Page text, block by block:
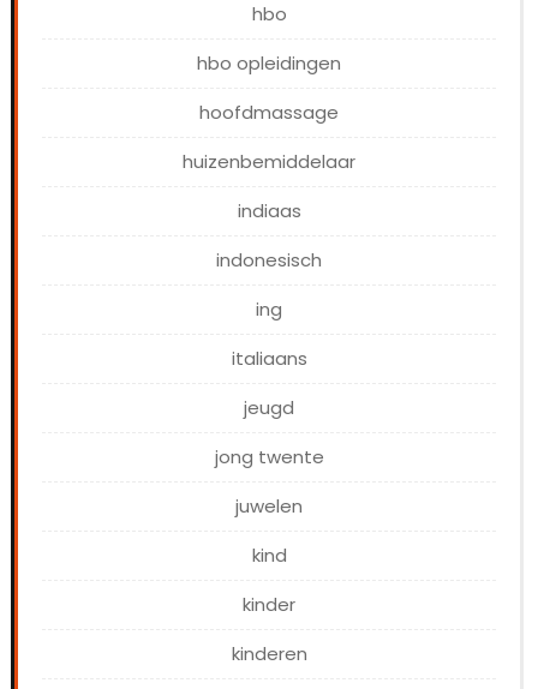
hbo
hbo opleidingen
hoofdmassage
huizenbemiddelaar
indiaas
indonesisch
ing
italiaans
jeugd
jong twente
juwelen
kind
kinder
kinderen